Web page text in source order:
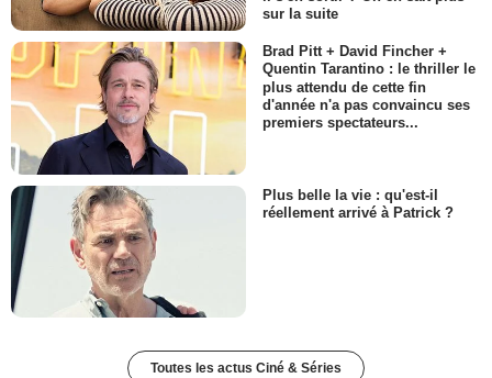
sur la suite
Brad Pitt + David Fincher +
Quentin Tarantino : le thriller le
plus attendu de cette fin
d'année n'a pas convaincu ses
premiers spectateurs...
Plus belle la vie : qu'est-il
réellement arrivé à Patrick ?
Toutes les actus Ciné & Séries